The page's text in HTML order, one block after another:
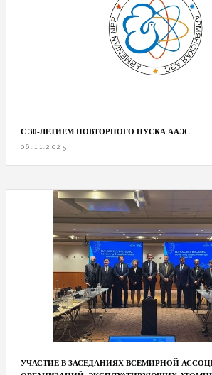
С 30-ЛЕТИЕМ ПОВТОРНОГО ПУСКА ААЭС
06.11.2025
УЧАСТИЕ В ЗАСЕДАНИЯХ ВСЕМИРНОЙ